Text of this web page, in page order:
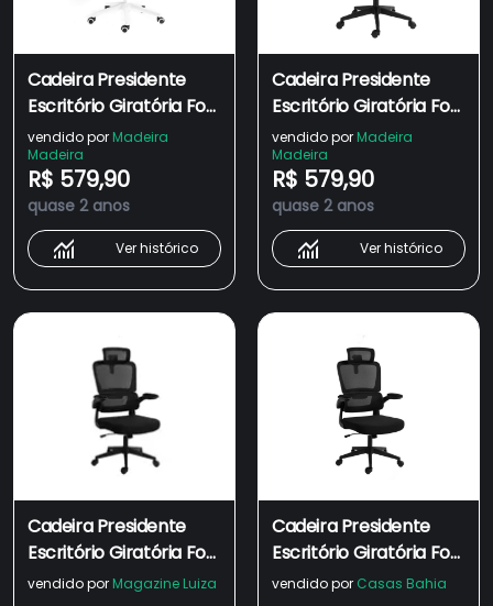
Cadeira Presidente
Escritório Giratória Fox
Office Z411
Preta/branca
vendido por Madeira
Madeira
R$ 579,90
quase 2 anos
Ver histórico
Cadeira Presidente
Escritório Giratória Fox
Office Z411 Preta
vendido por Madeira
Madeira
R$ 579,90
quase 2 anos
Ver histórico
Cadeira Presidente
Escritório Giratória Fox
Office Preta Z411
vendido por Magazine Luiza
Cadeira Presidente
Escritório Giratória Fox
Office Preta Z411 -
vendido por Casas Bahia